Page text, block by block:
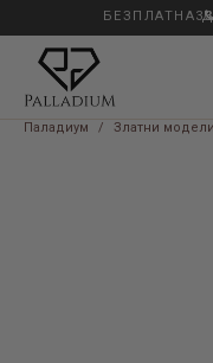
БЕЗПЛАТНА
Паладиум / Златни модели